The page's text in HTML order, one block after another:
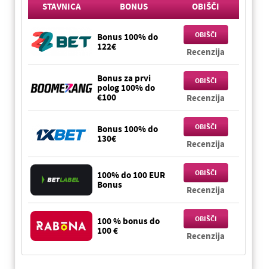
STAVNICA BONUS OBIŠČI
Bonus 100% do
122€
OBIŠČI
Recenzija
Bonus za prvi
polog 100% do
€100
OBIŠČI
Recenzija
Bonus 100% do
130€
OBIŠČI
Recenzija
100% do 100 EUR
Bonus
OBIŠČI
Recenzija
100 % bonus do
100 €
OBIŠČI
Recenzija